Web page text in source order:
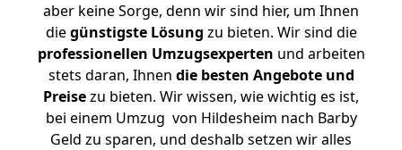
aber keine Sorge, denn wir sind hier, um Ihnen
diegünstigste Lösung zu bieten. Wir sind die
professionellen Umzugsexperten und arbeiten
stets daran, Ihnen die besten Angebote und
Preisezu bieten. Wir wissen, wie wichtig es ist,
bei einem Umzug von Hildesheim nach Barby
Geld zu sparen, und deshalb setzen wir alles